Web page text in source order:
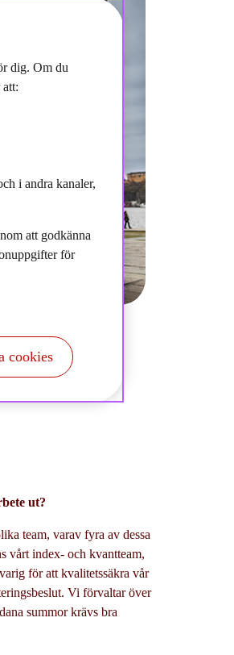
ut?
team, varav fyra av dessa
vårt index- och kvantteam,
för att kvalitetssäkra vår
Vi förvaltar över
summor krävs bra
dig. Om du
i andra kanaler,
att godkänna
för
cookies